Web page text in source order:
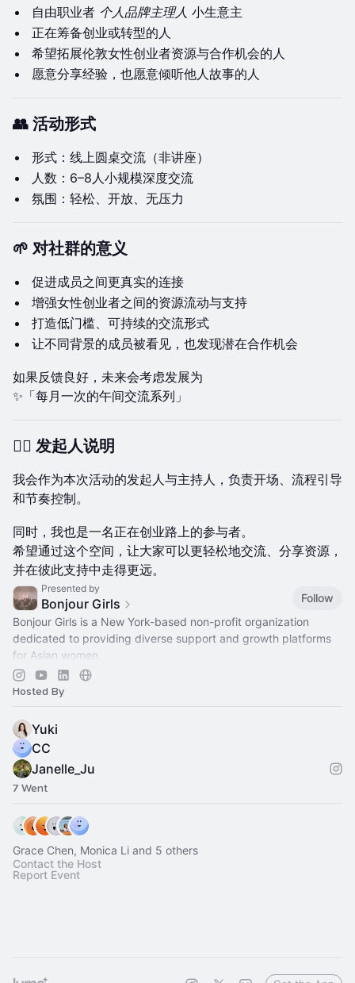
自由职业者 个人品牌主理人 小生意主
正在筹备创业或转型的人
希望拓展伦敦女性创业者资源与合作机会的人
愿意分享经验，也愿意倾听他人故事的人
👥 活动形式
形式：线上圆桌交流（非讲座）
人数：6–8人小规模深度交流
氛围：轻松、开放、无压力
🌱 对社群的意义
促进成员之间更真实的连接
增强女性创业者之间的资源流动与支持
打造低门槛、可持续的交流形式
让不同背景的成员被看见，也发现潜在合作机会
如果反馈良好，未来会考虑发展为
✨「每月一次的午间交流系列」
🙋‍♀️ 发起人说明
我会作为本次活动的发起人与主持人，负责开场、流程引导
和节奏控制。
同时，我也是一名正在创业路上的参与者。
希望通过这个空间，让大家可以更轻松地交流、分享资源，
并在彼此支持中走得更远。
Presented by
Bonjour Girls
Follow
Bonjour Girls is a New York-based non-profit organization
dedicated to providing diverse support and growth platforms
for Asian women.
We are Girls Only community!
bonjourgirls.org
Hosted By
Yuki
CC
Janelle_Ju
7 Went
Grace Chen, Monica Li and 5 others
Contact the Host
Report Event